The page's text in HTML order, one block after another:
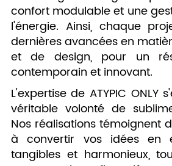
confort modulable et une
l'énergie. Ainsi, chaque
dernières avancées en
et de design, pour un
contemporain et innovant.
L'expertise de ATYPIC ONLY
véritable volonté de
Nos réalisations témoignent
à convertir vos idées en
tangibles et harmonieux,